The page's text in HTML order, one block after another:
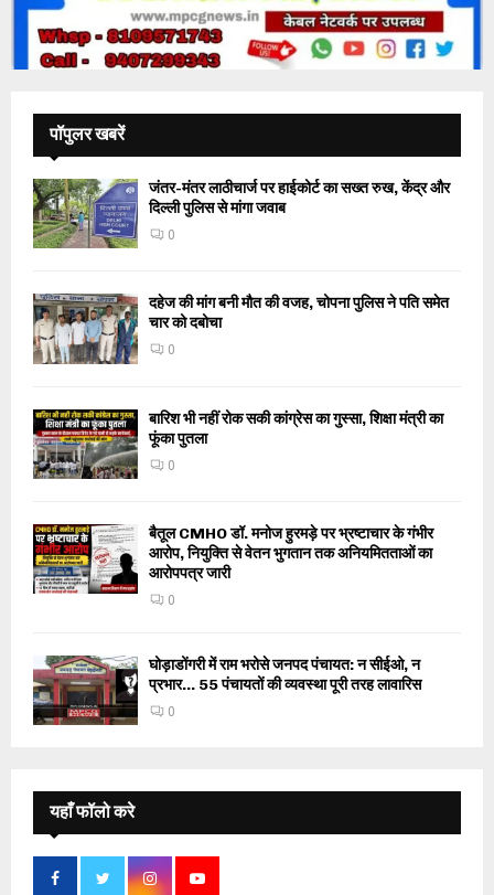
पॉपुलर खबरें
जंतर-मंतर लाठीचार्ज पर हाईकोर्ट का सख्त रुख, केंद्र और
दिल्ली पुलिस से मांगा जवाब
0
दहेज की मांग बनी मौत की वजह, चोपना पुलिस ने पति समेत
चार को दबोचा
0
बारिश भी नहीं रोक सकी कांग्रेस का गुस्सा, शिक्षा मंत्री का
फूंका पुतला
0
बैतूल CMHO डॉ. मनोज हुरमड़े पर भ्रष्टाचार के गंभीर
आरोप, नियुक्ति से वेतन भुगतान तक अनियमितताओं का
आरोपपत्र जारी
0
घोड़ाडोंगरी में राम भरोसे जनपद पंचायत: न सीईओ, न
प्रभार… 55 पंचायतों की व्यवस्था पूरी तरह लावारिस
0
यहाँ फॉलो करे